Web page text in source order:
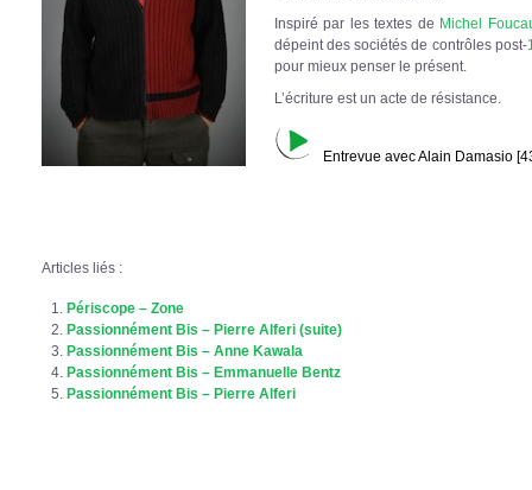
Inspiré par les textes de Michel
dépeint des sociétés de contrôles post-
pour mieux penser le présent.
L’écriture est un acte de résistance.
Entrevue avec Alain Damasio
Articles liés :
Périscope – Zone
Passionnément Bis – Pierre Alferi (suite)
Passionnément Bis – Anne Kawala
Passionnément Bis – Emmanuelle Bentz
Passionnément Bis – Pierre Alferi